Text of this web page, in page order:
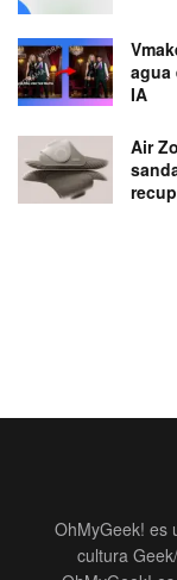
agua
IA
Air
OhMyGeek! es
cultura